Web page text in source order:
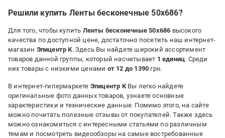
немає
Решили купить Ленты бесконечные 50х686?
Для того, чтобы купить Ленты бесконечные 50х686 высокого
качества по доступной цене, достаточно посетить наш интернет-
магазин Эпицентр К. Здесь Вы найдете широкий ассортимент
товаров данной группы, который насчитывает 1 единиц. Среди
них товары с низкими ценами от 12 до 1390 грн.
В интернет-гипермаркете Эпицентр КВы легко найдете
оригинальные фото данных товаров, узнаете основные
характеристики и технические данные. Помимо этого, на сайте
можно почитать полезные отзывы от покупателей. Также здесь
можно ознакомиться с интересными статьями по различным
темам и посмотреть видеообзоры на самые востребованные